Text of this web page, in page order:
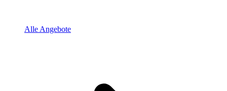
Alle Angebote